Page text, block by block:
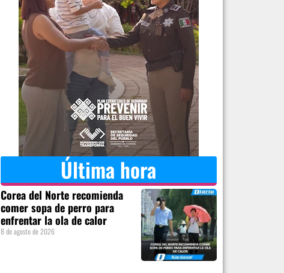
Última hora
Corea del Norte recomienda
comer sopa de perro para
enfrentar la ola de calor
8 de agosto de 2026